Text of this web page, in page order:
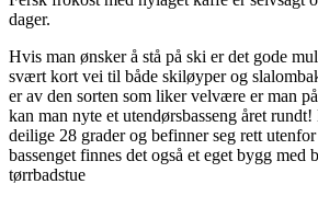
dager.
Hvis man ønsker å stå på ski er det gode
svært kort vei til både skiløyper og
er av den sorten som liker velvære er man
kan man nyte et utendørsbasseng året
deilige 28 grader og befinner seg rett
bassenget finnes det også et eget bygg med
tørrbadstue